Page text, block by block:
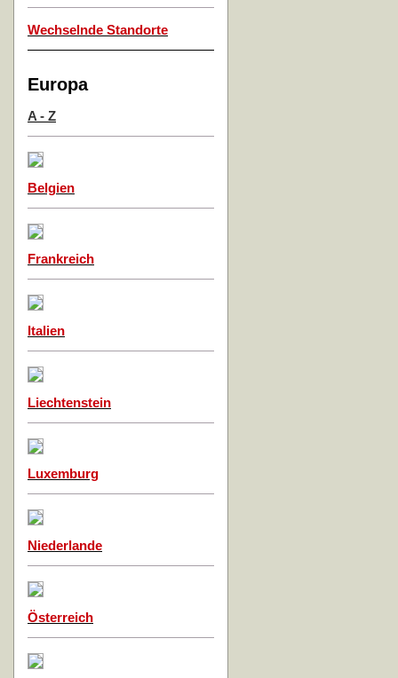
Wechselnde Standorte
Europa
A - Z
Belgien
Frankreich
Italien
Liechtenstein
Luxemburg
Niederlande
Österreich